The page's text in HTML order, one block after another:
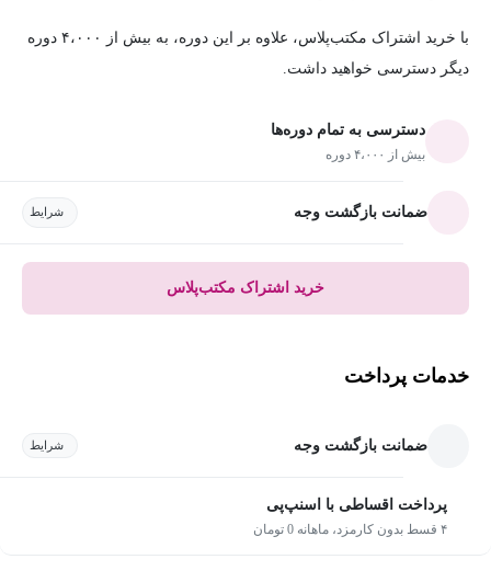
با خرید اشتراک مکتب‌پلاس، علاوه بر این دوره، به بیش از ۴،۰۰۰ دوره
دیگر دسترسی خواهید داشت.
دسترسی به تمام دوره‌ها
بیش از ۴،۰۰۰ دوره
ضمانت بازگشت وجه شرایط
خرید اشتراک مکتب‌پلاس
خدمات پرداخت
ضمانت بازگشت وجه شرایط
پرداخت اقساطی با اسنپ‌پی
۴ قسط بدون کارمزد، ماهانه 0 تومان